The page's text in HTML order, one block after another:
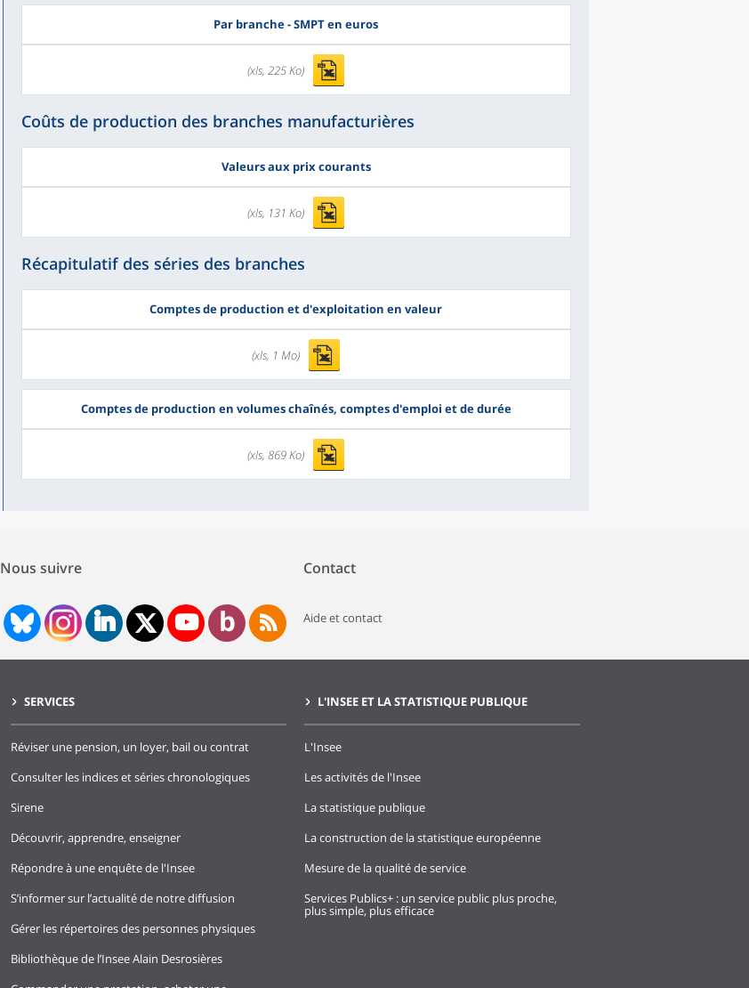
Par branche - SMPT en euros
(xls, 225 Ko)
Coûts de production des branches manufacturières
Valeurs aux prix courants
(xls, 131 Ko)
Récapitulatif des séries des branches
Comptes de production et d'exploitation en valeur
(xls, 1 Mo)
Comptes de production en volumes chaînés, comptes d'emploi et de durée
(xls, 869 Ko)
Nous suivre Contact
Aide et contact
SERVICES
Réviser une pension, un loyer, bail ou contrat
Consulter les indices et séries chronologiques
Sirene
Découvrir, apprendre, enseigner
Répondre à une enquête de l'Insee
S’informer sur l’actualité de notre diffusion
Gérer les répertoires des personnes physiques
Bibliothèque de l’Insee Alain Desrosières
L'INSEE ET LA STATISTIQUE PUBLIQUE
L'Insee
Les activités de l'Insee
La statistique publique
La construction de la statistique européenne
Mesure de la qualité de service
Services Publics+ : un service public plus proche,
plus simple, plus efficace